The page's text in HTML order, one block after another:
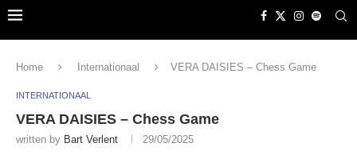
Home Internationaal VERA DAISIES – Chess Game
INTERNATIONAAL
VERA DAISIES – Chess Game
written by Bart Verlent 29/05/2025